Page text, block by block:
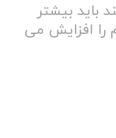
باید بیشتر
را افزایش می